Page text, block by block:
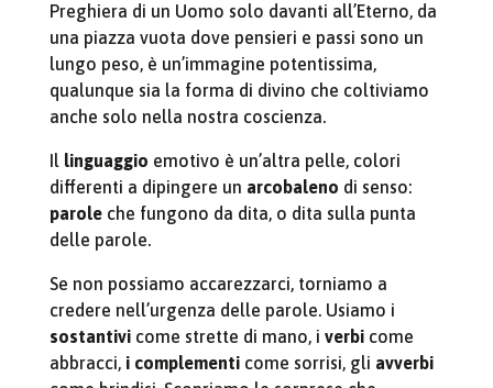
Preghiera di un Uomo solo davanti all’Eterno, da
una piazza vuota dove pensieri e passi sono un
lungo peso, è un’immagine potentissima,
qualunque sia la forma di divino che coltiviamo
anche solo nella nostra coscienza.
Illinguaggio emotivo è un’altra pelle, colori
differenti a dipingere un arcobaleno di senso:
paroleche fungono da dita, o dita sulla punta
delle parole.
Se non possiamo accarezzarci, torniamo a
credere nell’urgenza delle parole. Usiamo i
sostantivi come strette di mano, i verbicome
abbracci, i complementicome sorrisi, gli avverbi